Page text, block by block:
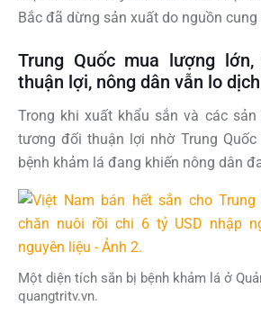
Bắc đã dừng sản xuất do nguồn
Trung Quốc mua lượng
thuận lợi, nông dân vẫn lo
Trong khi xuất khẩu sắn và các
tương đối thuận lợi nhờ Trung
bệnh khảm lá đang khiến nông dân
Một diện tích sắn bị bệnh khảm lá ở
quangtritv.vn.